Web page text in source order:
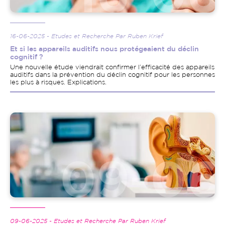
16-06-2025 - Etudes et Recherche Par Ruben Krief
Et si les appareils auditifs nous protégeaient du déclin
cognitif ?
Une nouvelle étude viendrait confirmer l’efficacité des appareils
auditifs dans la prévention du déclin cognitif pour les personnes
les plus à risques. Explications.
Image
09-06-2025 - Etudes et Recherche Par Ruben Krief